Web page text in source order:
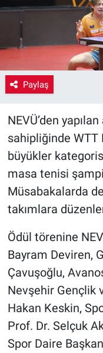
Paylaş
NEVÜ’den
sahipliğinde WTT
büyükler
masa tenisi
Müsabakalarda
takımlara
Ödül törenine
Bayram Deviren,
Çavuşoğlu,
Nevşehir Gençlik
Hakan Keskin,
Prof. Dr. Selçuk
Spor Daire